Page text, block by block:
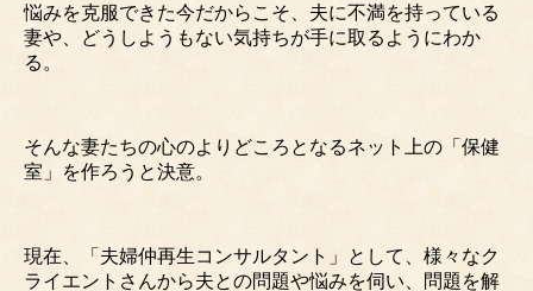
悩みを克服できた今だからこそ、夫に不満を持っている
妻や、どうしようもない気持ちが手に取るようにわか
る。
そんな妻たちの心のよりどころとなるネット上の「保健
室」を作ろうと決意。
現在、「夫婦仲再生コンサルタント」として、様々なク
ライエントさんから夫との問題や悩みを伺い、問題を解